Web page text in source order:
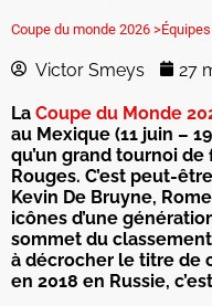
Coupe du monde 2026 >
Victor Smeys 27
La Coupe du Monde
au Mexique (11 juin –
qu’un grand tournoi
Rouges. C’est peut-
Kevin De Bruyne,
icônes d’une
sommet du classement
à décrocher le titre de
en 2018 en Russie,